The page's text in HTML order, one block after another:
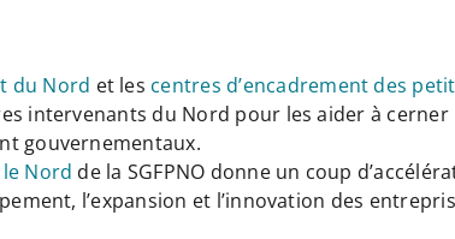
du Nord et les centres d’encadrement des
intervenants du Nord pour les aider à
gouvernementaux.
Nord de la SGFPNO donne un coup
l’expansion et l’innovation des